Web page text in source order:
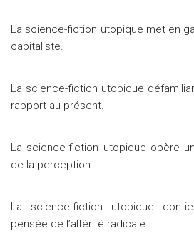
La science-fiction utopique met en
capitaliste.
La science-fiction utopique
rapport au présent.
La science-fiction utopique opère
de la perception.
La science-fiction utopique
pensée de l’altérité radicale.